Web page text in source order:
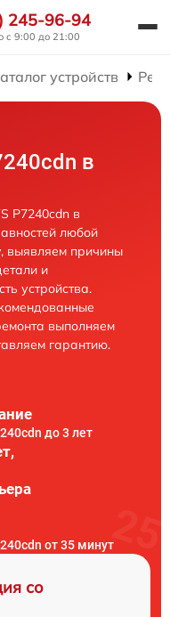
245-96-94
с 9:00 до 21:00
устройств
в
P7240cdn в
любой
выявляем причины
и
устройства.
выполняем
гарантию.
до 3 лет
от 35 минут
со